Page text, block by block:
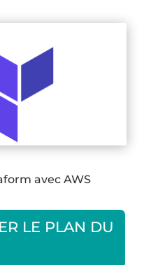
avec AWS
LE PLAN DU